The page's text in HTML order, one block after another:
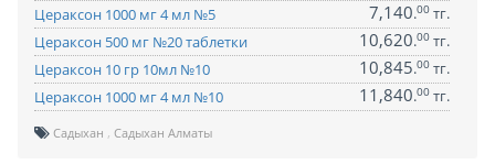
Цераксон 1000 мг 4 мл №5
7,140.00 тг.
Цераксон 500 мг №20 таблетки
10,620.00 тг.
Цераксон 10 гр 10мл №10
10,845.00 тг.
Цераксон 1000 мг 4 мл №10
11,840.00 тг.
Садыхан Садыхан Алматы